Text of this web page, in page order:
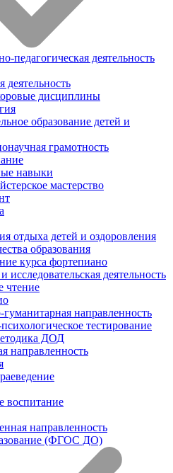
педагогическая деятельность
деятельность
дисциплины
образование детей и
грамотность
навыки
мастерство
отдыха детей и оздоровления
образования
курса фортепиано
исследовательская деятельность
чтение
направленность
тестирование
ДОД
направленность
воспитание
направленность
(ФГОС ДО)